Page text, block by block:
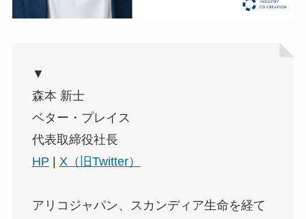
▼
森本 新士
ベター・プレイス
代表取締役社長
HP | X（旧Twitter）
アリコジャパン、スカンディア生命を経て